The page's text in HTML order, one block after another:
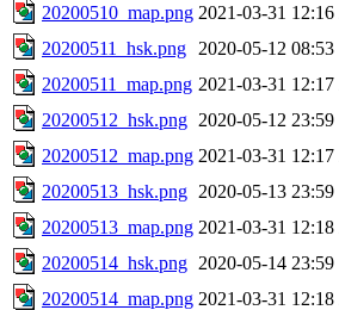
20200510_map.png 2021-03-31 12:16
20200511_hsk.png
2020-05-12 08:53
20200511_map.png 2021-03-31 12:17
20200512_hsk.png 2020-05-12 23:59
20200512_map.png 2021-03-31 12:17
20200513_hsk.png 2020-05-13 23:59
20200513_map.png 2021-03-31 12:18
20200514_hsk.png 2020-05-14 23:59
20200514_map.png 2021-03-31 12:18